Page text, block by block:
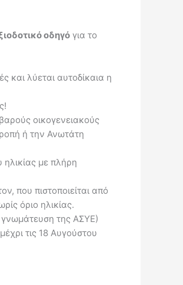
οδηγό για το
και λύεται αυτοδίκαια η
οικογενειακούς
ή την Ανωτάτη
ηλικίας με πλήρη
που πιστοποιείται από
όριο ηλικίας.
γνωμάτευση της ΑΣΥΕ)
τις 18 Αυγούστου